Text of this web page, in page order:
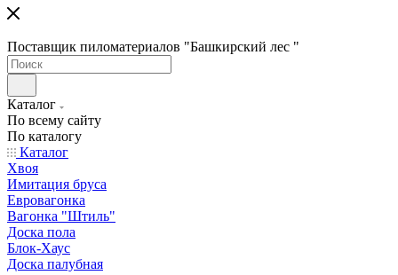
Поставщик пиломатериалов "Башкирский лес "
Каталог
По всему сайту
По каталогу
Каталог
Хвоя
Имитация бруса
Евровагонка
Вагонка "Штиль"
Доска пола
Блок-Хаус
Доска палубная